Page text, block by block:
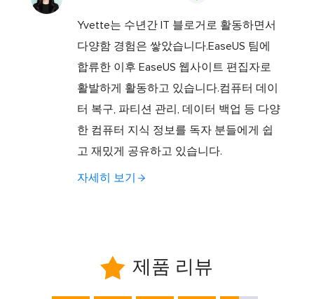
Yvette는 수년간 IT 블로거로 활동하면서
다양함 경험은 쌓았습니다.EaseUS 팀에
합류한 이후 EaseUS 웹사이트 편집자로
활발하게 활동하고 있습니다.컴퓨터 데이
터 복구, 파티션 관리, 데이터 백업 등 다양
한 컴퓨터 지식 정보를 독자 분들에게 쉽
고 재밌게 공유하고 있습니다.
자세히 보기
 제품 리뷰